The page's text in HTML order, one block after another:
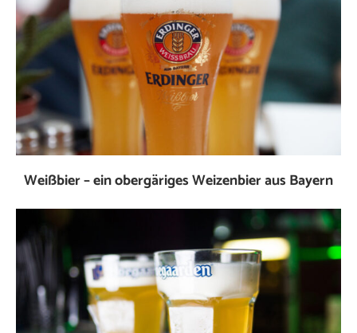
Weißbier – ein obergäriges Weizenbier aus Bayern